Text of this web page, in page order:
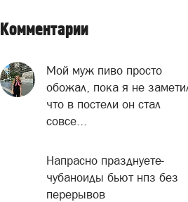
Комментарии
Мой муж пиво просто
обожал, пока я не
что в постели он стал
совсе...
Напрасно празднуете-
чубаноиды бьют нпз без
перерывов